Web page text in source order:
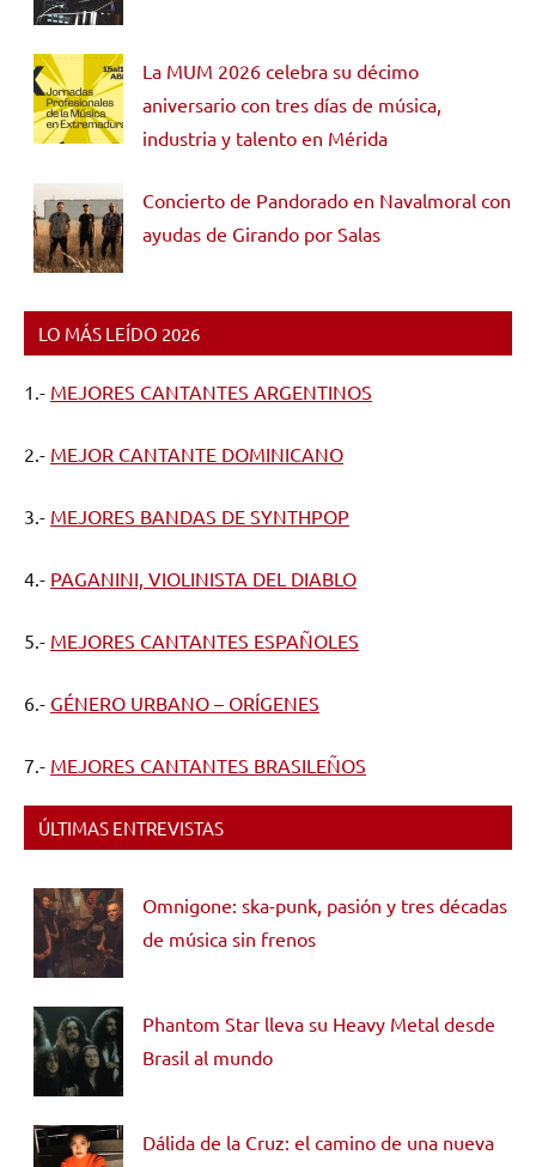
La MUM 2026 celebra su décimo
aniversario con tres días de música,
industria y talento en Mérida
Concierto de Pandorado en Navalmoral con
ayudas de Girando por Salas
LO MÁS LEÍDO 2026
1.- MEJORES CANTANTES ARGENTINOS
2.- MEJOR CANTANTE DOMINICANO
3.- MEJORES BANDAS DE SYNTHPOP
4.- PAGANINI, VIOLINISTA DEL DIABLO
5.- MEJORES CANTANTES ESPAÑOLES
6.- GÉNERO URBANO – ORÍGENES
7.- MEJORES CANTANTES BRASILEÑOS
ÚLTIMAS ENTREVISTAS
Omnigone: ska-punk, pasión y tres décadas
de música sin frenos
Phantom Star lleva su Heavy Metal desde
Brasil al mundo
Dálida de la Cruz: el camino de una nueva